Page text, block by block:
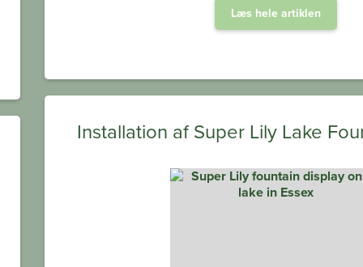
Læs hele artiklen
Installation af Super Lily Lake